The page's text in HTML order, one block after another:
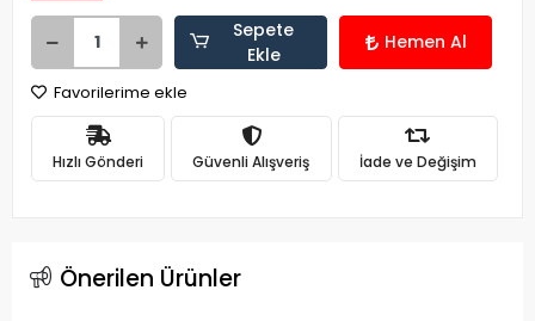
Sepete
Ekle
Hemen Al
Favorilerime ekle
Hızlı Gönderi Güvenli Alışveriş İade ve Değişim
Önerilen Ürünler